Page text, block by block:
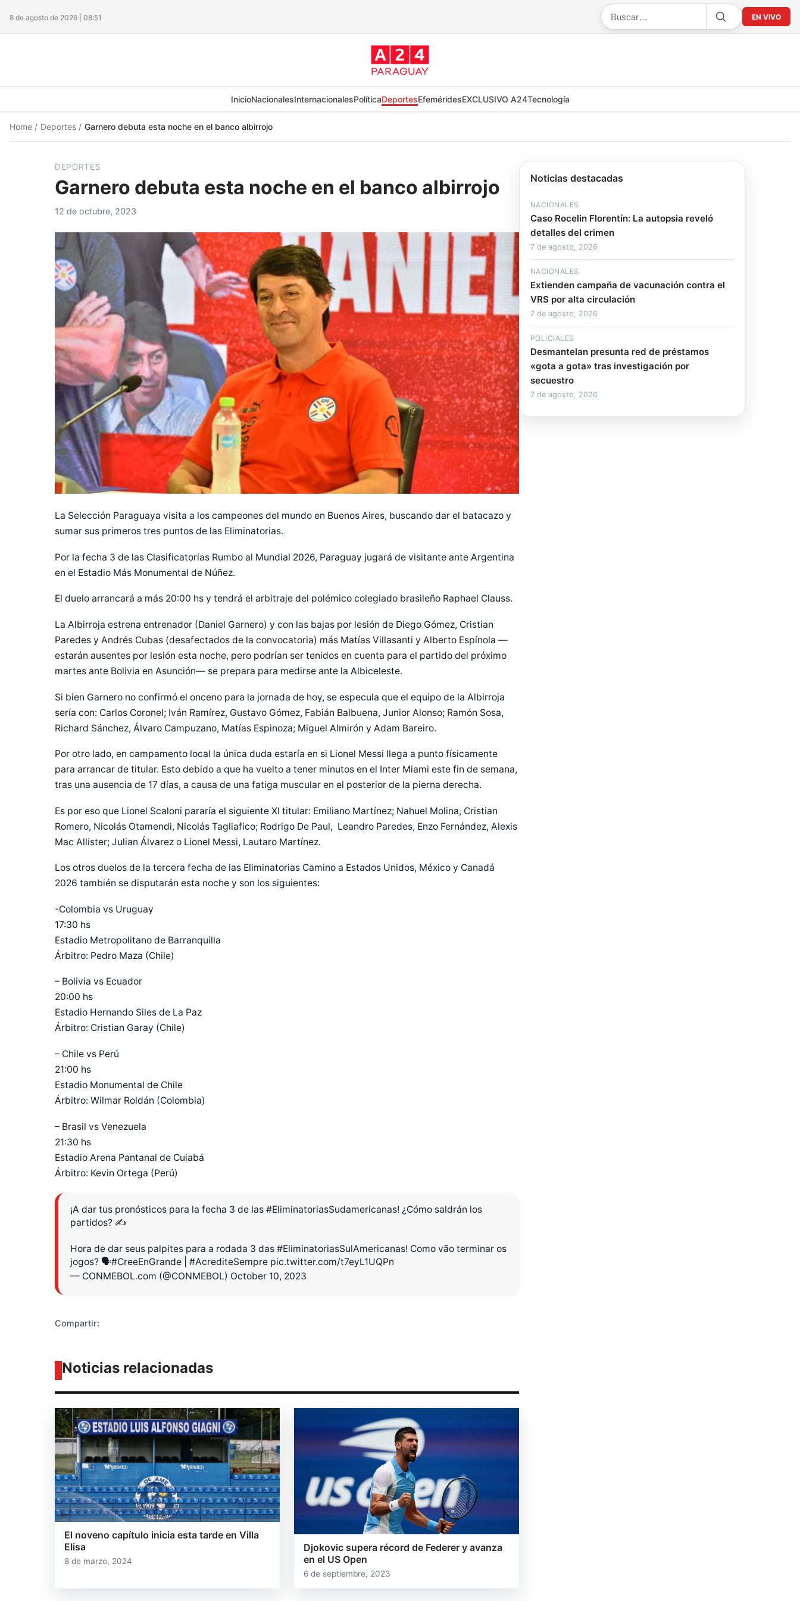
8 de agosto de 2026 | 08:51 EN VIVO
InicioNacionalesInternacionalesPolíticaDeportesEfeméridesEXCLUSIVO A24Tecnología
Home / Deportes / Garnero debuta esta noche en el banco albirrojo
DEPORTES
Garnero debuta esta noche en el banco albirrojo
12 de octubre, 2023
La Selección Paraguaya visita a los campeones del mundo en Buenos Aires, buscando dar el batacazo y
sumar sus primeros tres puntos de las Eliminatorias.
Por la fecha 3 de las Clasificatorias Rumbo al Mundial 2026, Paraguay jugará de visitante ante Argentina
en el Estadio Más Monumental de Núñez.
El duelo arrancará a más 20:00 hs y tendrá el arbitraje del polémico colegiado brasileño Raphael Clauss.
La Albirroja estrena entrenador (Daniel Garnero) y con las bajas por lesión de Diego Gómez, Cristian
Paredes y Andrés Cubas (desafectados de la convocatoria) más Matías Villasanti y Alberto Espínola —
estarán ausentes por lesión esta noche, pero podrían ser tenidos en cuenta para el partido del próximo
martes ante Bolivia en Asunción— se prepara para medirse ante la Albiceleste.
Si bien Garnero no confirmó el onceno para la jornada de hoy, se especula que el equipo de la Albirroja
sería con: Carlos Coronel; Iván Ramírez, Gustavo Gómez, Fabián Balbuena, Junior Alonso; Ramón Sosa,
Richard Sánchez, Álvaro Campuzano, Matías Espinoza; Miguel Almirón y Adam Bareiro.
Por otro lado, en campamento local la única duda estaría en si Lionel Messi llega a punto físicamente
para arrancar de titular. Esto debido a que ha vuelto a tener minutos en el Inter Miami este fin de semana,
tras una ausencia de 17 días, a causa de una fatiga muscular en el posterior de la pierna derecha.
Es por eso que Lionel Scaloni pararía el siguiente XI titular: Emiliano Martínez; Nahuel Molina, Cristian
Romero, Nicolás Otamendi, Nicolás Tagliafico; Rodrigo De Paul, Leandro Paredes, Enzo Fernández, Alexis
Mac Allister; Julian Álvarez o Lionel Messi, Lautaro Martínez.
Los otros duelos de la tercera fecha de las Eliminatorias Camino a Estados Unidos, México y Canadá
2026 también se disputarán esta noche y son los siguientes:
-Colombia vs Uruguay
17:30 hs
Estadio Metropolitano de Barranquilla
Árbitro: Pedro Maza (Chile)
– Bolivia vs Ecuador
20:00 hs
Estadio Hernando Siles de La Paz
Árbitro: Cristian Garay (Chile)
– Chile vs Perú
21:00 hs
Estadio Monumental de Chile
Árbitro: Wilmar Roldán (Colombia)
– Brasil vs Venezuela
21:30 hs
Estadio Arena Pantanal de Cuiabá
Árbitro: Kevin Ortega (Perú)
¡A dar tus pronósticos para la fecha 3 de las #EliminatoriasSudamericanas! ¿Cómo saldrán los
partidos? ✍️
Hora de dar seus palpites para a rodada 3 das #EliminatoriasSulAmericanas! Como vão terminar os
jogos? 🗣️#CreeEnGrande #AcrediteSempre pic.twitter.com/t7eyL1UQPn
— CONMEBOL.com (@CONMEBOL) October 10, 2023
Compartir:
Noticias relacionadas
El noveno capítulo inicia esta tarde en Villa
Elisa
8 de marzo, 2024
Djokovic supera récord de Federer y avanza
en el US Open
6 de septiembre, 2023
Noticias destacadas
NACIONALES
Caso Rocelin Florentín: La autopsia reveló
detalles del crimen
7 de agosto, 2026
NACIONALES
Extienden campaña de vacunación contra el
VRS por alta circulación
7 de agosto, 2026
POLICIALES
Desmantelan presunta red de préstamos
«gota a gota» tras investigación por
secuestro
7 de agosto, 2026